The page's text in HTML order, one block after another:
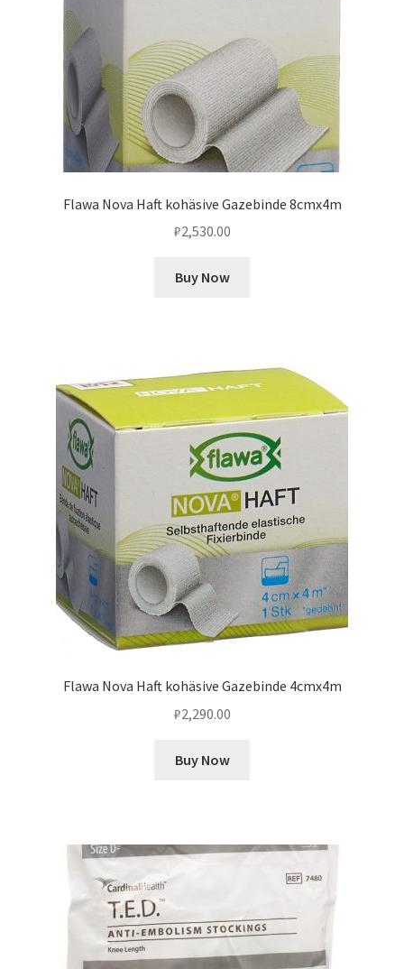
Flawa Nova Haft kohäsive Gazebinde 8cmx4m
₽2,530.00
Buy Now
Flawa Nova Haft kohäsive Gazebinde 4cmx4m
₽2,290.00
Buy Now